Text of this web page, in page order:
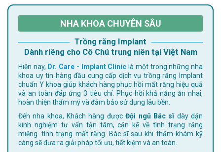
NHA KHOA CHUYÊN SÂU
Trồng răng Implant
Dành riêng cho Cô Chú trung niên tại Việt Nam
Hiện nay, Dr. Care - Implant Clinic là một trong những nha
khoa uy tín hàng đầu cung cấp dịch vụ trồng răng Implant
chuẩn Y khoa giúp khách hàng phục hồi mất răng hiệu quả
và an toàn đáp ứng 3 tiêu chí: Phục hồi khả năng ăn nhai,
hoàn thiện thẩm mỹ và đảm bảo sử dụng lâu bền.
Đến nha khoa, Khách hàng đượcĐội ngũ Bác sĩdày dặn
kinh nghiệm tư vấn tận tâm, cặn kẽ về tình trạng răng
miệng. tình trạng mất răng. Bác sĩ sau khi thăm khám kỹ
càng sẽ đưa ra giải pháp tối ưu, tiết kiệm và an toàn.